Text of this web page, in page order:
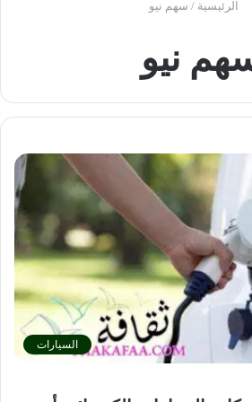
الرئيسية / سهم نيو
نيو
السيارات